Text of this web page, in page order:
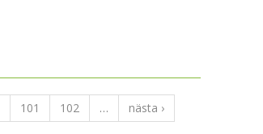
101 102 …
nästa ›